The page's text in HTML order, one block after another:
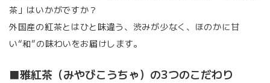
茶」はいかがですか？
外国産の紅茶とはひと味違う、渋みが少なく、ほのかに甘
い“和”の味わいをお届けします。
■雅紅茶（みやびこうちゃ）の3つのこだわり